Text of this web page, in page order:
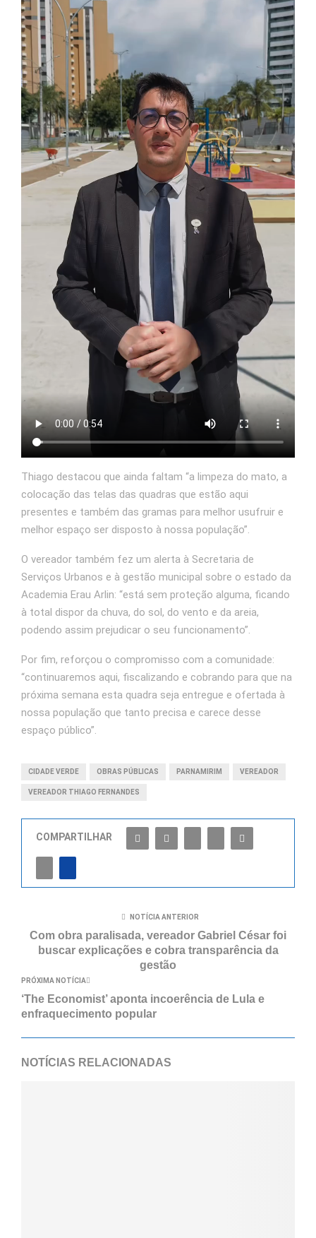
Thiago destacou que ainda faltam “a limpeza do mato, a
colocação das telas das quadras que estão aqui
presentes e também das gramas para melhor usufruir e
melhor espaço ser disposto à nossa população”.
O vereador também fez um alerta à Secretaria de
Serviços Urbanos e à gestão municipal sobre o estado da
Academia Erau Arlin: “está sem proteção alguma, ficando
à total dispor da chuva, do sol, do vento e da areia,
podendo assim prejudicar o seu funcionamento”.
Por fim, reforçou o compromisso com a comunidade:
“continuaremos aqui, fiscalizando e cobrando para que na
próxima semana esta quadra seja entregue e ofertada à
nossa população que tanto precisa e carece desse
espaço público”.
CIDADE VERDE OBRAS PÚBLICAS PARNAMIRIM VEREADOR
VEREADOR THIAGO FERNANDES
COMPARTILHAR
NOTÍCIA ANTERIOR
Com obra paralisada, vereador Gabriel César foi
buscar explicações e cobra transparência da
gestão
PRÓXIMA NOTÍCIA
‘The Economist’ aponta incoerência de Lula e
enfraquecimento popular
NOTÍCIAS RELACIONADAS